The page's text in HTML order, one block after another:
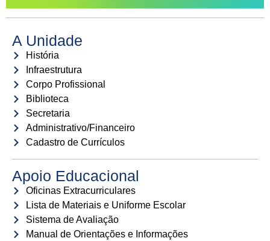
A Unidade
História
Infraestrutura
Corpo Profissional
Biblioteca
Secretaria
Administrativo/Financeiro
Cadastro de Currículos
Apoio Educacional
Oficinas Extracurriculares
Lista de Materiais e Uniforme Escolar
Sistema de Avaliação
Manual de Orientações e Informações